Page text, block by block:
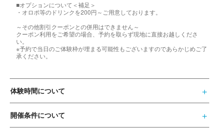
■オプションについて＜補足＞
・オロポ等のドリンクを200円～ご用意しております。
～その他割引クーポンとの併用はできません～
クーポン利用をご希望の場合、予約を取らず現地に直接お越しくださ
い。
※予約で当日のご体験枠が埋まる可能性もございますのであらかじめご了
承ください。
体験時間について
開催条件について